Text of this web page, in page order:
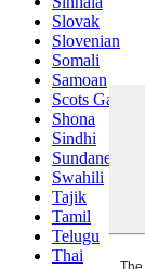
Slovak
Slovenian
Somali
Samoan
Scots Gaelic
Shona
Sindhi
Sundanese
Swahili
Tajik
Tamil
Telugu
Thai